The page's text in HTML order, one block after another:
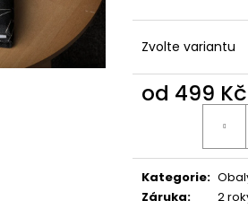
Zvolte variantu
od 499 Kč
Kategorie:
Záruka: 2